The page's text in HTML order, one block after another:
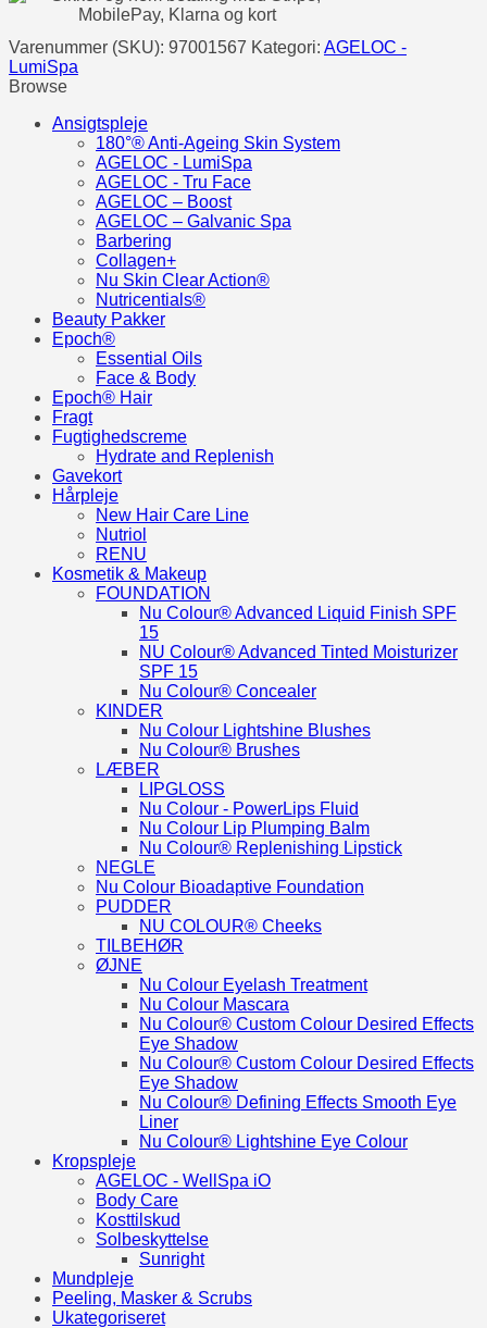
Varenummer (SKU): 97001567 Kategori: AGELOC -
LumiSpa
Browse
Ansigtspleje
180°® Anti-Ageing Skin System
AGELOC - LumiSpa
AGELOC - Tru Face
AGELOC – Boost
AGELOC – Galvanic Spa
Barbering
Collagen+
Nu Skin Clear Action®
Nutricentials®
Beauty Pakker
Epoch®
Essential Oils
Face & Body
Epoch® Hair
Fragt
Fugtighedscreme
Hydrate and Replenish
Gavekort
Hårpleje
New Hair Care Line
Nutriol
RENU
Kosmetik & Makeup
FOUNDATION
Nu Colour® Advanced Liquid Finish SPF
15
NU Colour® Advanced Tinted Moisturizer
SPF 15
Nu Colour® Concealer
KINDER
Nu Colour Lightshine Blushes
Nu Colour® Brushes
LÆBER
LIPGLOSS
Nu Colour - PowerLips Fluid
Nu Colour Lip Plumping Balm
Nu Colour® Replenishing Lipstick
NEGLE
Nu Colour Bioadaptive Foundation
PUDDER
NU COLOUR® Cheeks
TILBEHØR
ØJNE
Nu Colour Eyelash Treatment
Nu Colour Mascara
Nu Colour® Custom Colour Desired Effects
Eye Shadow
Nu Colour® Custom Colour Desired Effects
Eye Shadow
Nu Colour® Defining Effects Smooth Eye
Liner
Nu Colour® Lightshine Eye Colour
Kropspleje
AGELOC - WellSpa iO
Body Care
Kosttilskud
Solbeskyttelse
Sunright
Mundpleje
Peeling, Masker & Scrubs
Ukategoriseret